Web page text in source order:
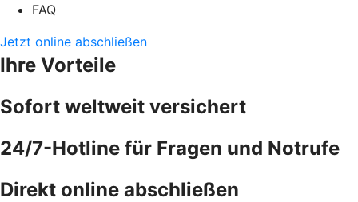
FAQ
Jetzt online abschließen
Ihre Vorteile
Sofort weltweit versichert
24/7-Hotline für Fragen und Notrufe
Direkt online abschließen